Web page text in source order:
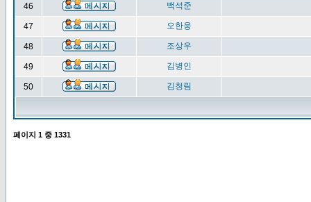
46 백석준
47 오한웅
48 조상우
49 김병인
50 김청림
페이지 1 중 1331